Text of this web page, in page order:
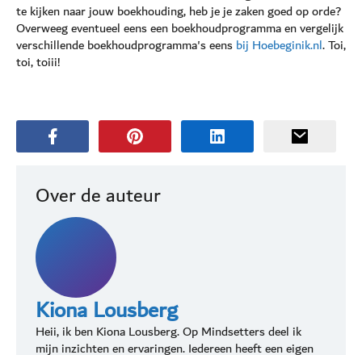
te kijken naar jouw boekhouding, heb je je zaken goed op orde?
Overweeg eventueel eens een boekhoudprogramma en vergelijk
verschillende boekhoudprogramma's eensbij Hoebeginik.nl. Toi,
toi, toiii!
Over de auteur
Kiona Lousberg
Heii, ik ben Kiona Lousberg. Op Mindsetters deel ik
mijn inzichten en ervaringen. Iedereen heeft een eigen